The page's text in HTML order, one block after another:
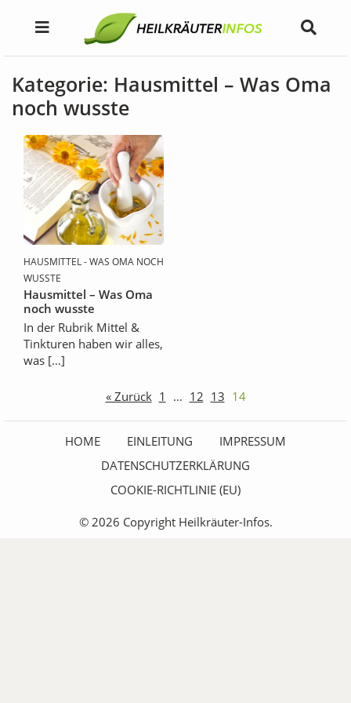
Kategorie: Hausmittel – Was Oma
noch wusste
HAUSMITTEL - WAS OMA NOCH
WUSSTE
Hausmittel – Was Oma
noch wusste
In der Rubrik Mittel &
Tinkturen haben wir alles,
was […]
« Zurück 1 … 12 13 14
HOME EINLEITUNG
IMPRESSUM
DATENSCHUTZERKLÄRUNG
COOKIE-RICHTLINIE (EU)
© 2026 Copyright Heilkräuter-Infos.